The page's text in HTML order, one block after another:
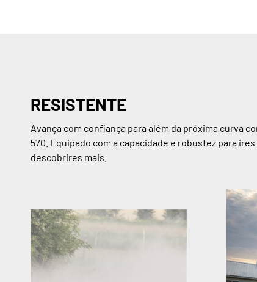
RESISTENTE
Avança com confiança para além da próxima curva
570. Equipado com a capacidade e robustez para
descobrires mais.